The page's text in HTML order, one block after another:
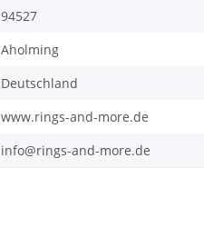
94527
Aholming
Deutschland
www.rings-and-more.de
info@rings-and-more.de